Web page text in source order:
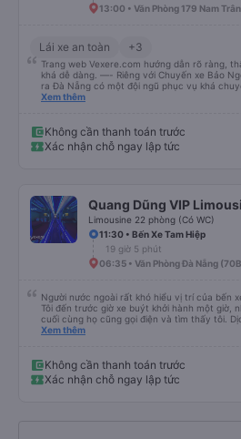
13:00 • Văn Phòng 179 Nam Trân
Lái xe an toàn +3
Trang web Vexere.com hướng dẫn rõ ràng,
khá dễ dàng. —- Riêng với Chuyến xe Bảo Ngọc mà đưa chúng tôi từ Sài Gòn
ra Đà Nẵng có một đội ngũ phục vụ khá
hướng dẫn hành khách rõ ràng khi lên xe. Địa điểm dùng cơm chiều tối mà
50k/người. Và khi đến Đà Nẵng mặc dù địa chỉ nhà của chúng tôi không được
cập nhật trên trang Web, anh em vẫn giúp
Chúng tôi rất cảm kích và xin được giới thiệu
Xem thêm
Không cần thanh toán trước
Xác nhận chỗ ngay lập tức
Quang Dũng VIP
Limousine 22 phòng (Có WC)
11:30 • Bến Xe Tam Hiệp
19 giờ 5 phút
06:35 • Văn Phòng Đà Nẵng
Người nước ngoài rất khó hiểu vị trí của bến
Tôi đến trước giờ xe buýt khởi hành một giờ,
cuối cùng họ cũng gọi điện và tìm thấy tôi.
sao thì tôi ngủ ngon hơn ở khách sạn vì tôi
Xem thêm
Không cần thanh toán trước
Xác nhận chỗ ngay lập tức